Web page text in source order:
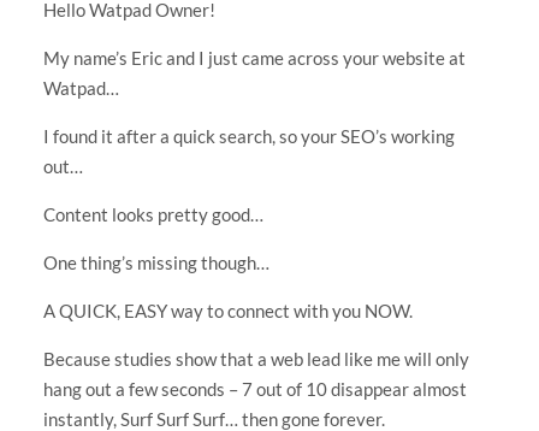
Hello Watpad Owner!
My name’s Eric and I just came across your website at
Watpad…
I found it after a quick search, so your SEO’s working
out…
Content looks pretty good…
One thing’s missing though…
A QUICK, EASY way to connect with you NOW.
Because studies show that a web lead like me will only
hang out a few seconds – 7 out of 10 disappear almost
instantly, Surf Surf Surf… then gone forever.